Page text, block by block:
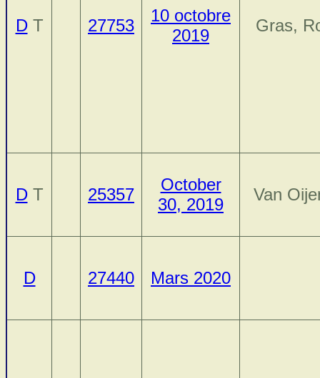
DT 27753
10 octobre
2019
Gras,
DT 25357
October
30, 2019
Van
D 27440 Mars 2020